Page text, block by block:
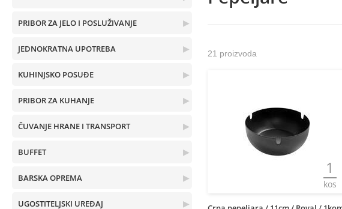
▶
PRIBOR ZA JELO I POSLUŽIVANJE
▶
JEDNOKRATNA UPOTREBA
▶
KUHINJSKO POSUĐE
▶
PRIBOR ZA KUHANJE
▶
ČUVANJE HRANE I TRANSPORT
▶
BUFFET
▶
BARSKA OPREMA
▶
UGOSTITELJSKI UREĐAJ
21 proizvoda
1
kos